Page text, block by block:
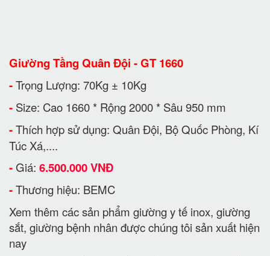
Giường Tầng Quân Đội - GT 1660
-Trọng Lượng: 70Kg ± 10Kg
- Size: Cao 1660 * Rộng 2000 * Sâu 950 mm
-Thích hợp sử dụng: Quân Đội, Bộ Quốc Phòng, Kí
Túc Xá,....
- Giá: 6.500.000 VNĐ
-Thương hiệu: BEMC
Xem thêm các sản phẩm giường y tế inox, giường
sắt, giường bệnh nhân được chúng tôi sản xuất hiện
nay